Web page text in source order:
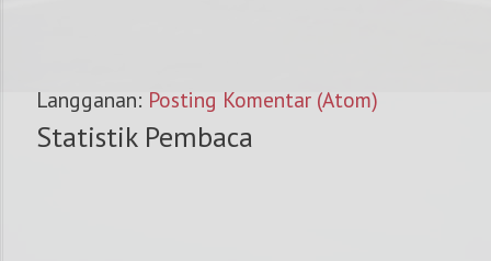
Langganan: Posting Komentar (Atom)
Statistik Pembaca